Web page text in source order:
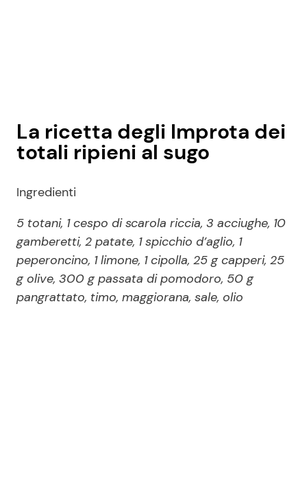
La ricetta degli Improta dei
totali ripieni al sugo
Ingredienti
5 totani, 1 cespo di scarola riccia, 3 acciughe, 10
gamberetti, 2 patate, 1 spicchio d’aglio, 1
peperoncino, 1 limone, 1 cipolla, 25 g capperi, 25
g olive, 300 g passata di pomodoro, 50 g
pangrattato, timo, maggiorana, sale, olio